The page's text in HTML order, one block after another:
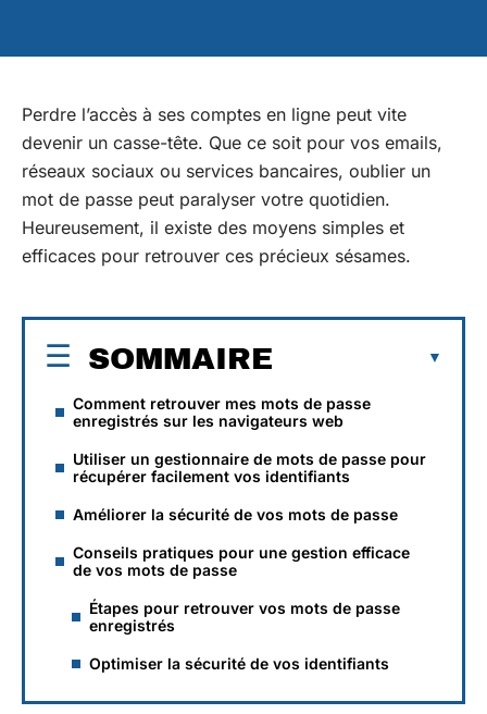
Perdre l’accès à ses comptes en ligne peut vite
devenir un casse-tête. Que ce soit pour vos emails,
réseaux sociaux ou services bancaires, oublier un
mot de passe peut paralyser votre quotidien.
Heureusement, il existe des moyens simples et
efficaces pour retrouver ces précieux sésames.
SOMMAIRE
Comment retrouver mes mots de passe
enregistrés sur les navigateurs web
Utiliser un gestionnaire de mots de passe pour
récupérer facilement vos identifiants
Améliorer la sécurité de vos mots de passe
Conseils pratiques pour une gestion efficace
de vos mots de passe
Étapes pour retrouver vos mots de passe
enregistrés
Optimiser la sécurité de vos identifiants